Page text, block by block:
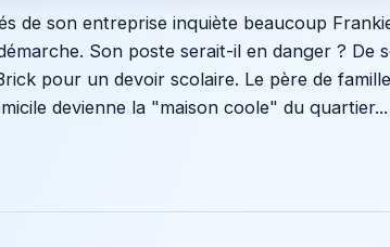
de son entreprise inquiète beaucoup
Son poste serait-il en danger ? De
pour un devoir scolaire. Le père de
devienne la "maison coole" du quartier...